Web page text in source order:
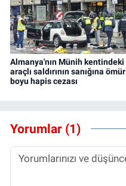
Almanya'nın Münih kentindeki
araçlı saldırının sanığına ömür
boyu hapis cezası
Yorumlar (1)